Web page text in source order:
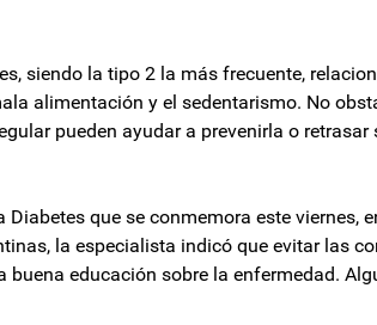
siendo la tipo 2 la más frecuente,
alimentación y el sedentarismo. No
pueden ayudar a prevenirla o retrasar
Diabetes que se conmemora este viernes,
la especialista indicó que evitar las
buena educación sobre la enfermedad.